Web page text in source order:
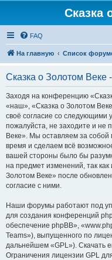
Сказка
FAQ
На главную Список
Сказка о Золотом
Заходя на конференцию
«наш», «Сказка о Золотом
своё согласие со следующими
пожалуйста, не заходите и не
Веке». Мы оставляем за собой
время и сделаем всё
вашей стороны было бы
на предмет изменений, так
Золотом Веке» после
согласие с ними.
Наши форумы работают под
для создания конференций
обеспечение phpBB»,
Teams»), выпущенного по
дальнейшем «GPL»). Скачать
Ограничения лицензии GPL